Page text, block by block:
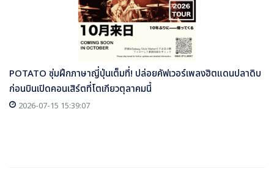
POTATO ซุ่มฝึกภาษาญี่ปุ่นเต็มที่! ปล่อยคัฟเวอร์เพลงฮิตแดนปลาดิบ
ก่อนบินเปิดคอนเสิร์ตที่โตเกียวตุลาคมนี้
2026-07-15 15:39:07